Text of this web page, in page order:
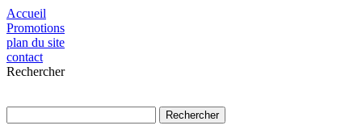
Accueil
Promotions
plan du site
contact
Rechercher